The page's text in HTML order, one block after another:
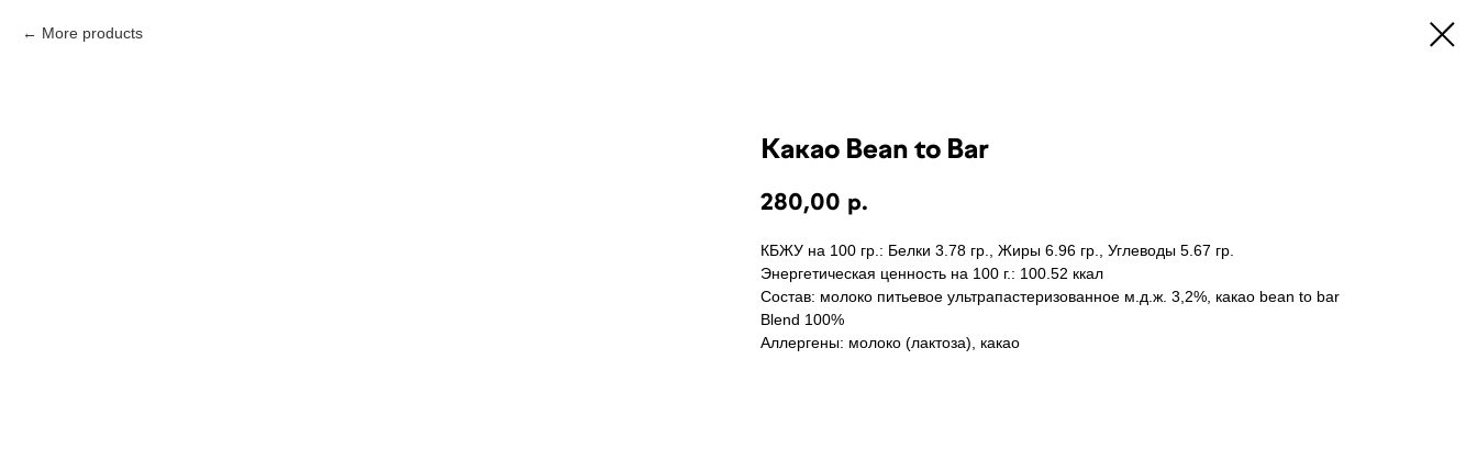
More products
Какао Bean to Bar
280,00 р.
КБЖУ на 100 гр.: Белки 3.78 гр., Жиры 6.96 гр., Углеводы 5.67 гр.
Энергетическая ценность на 100 г.: 100.52 ккал
Состав: молоко питьевое ультрапастеризованное м.д.ж. 3,2%, какао bean to bar
Blend 100%
Аллергены: молоко (лактоза), какао